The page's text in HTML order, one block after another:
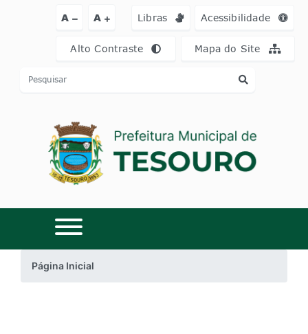
Ir para o conteúdo [alt+1] Ir para o menu [alt+2] Ir para a busca
A A Libras Acessibilidade
Alto Contraste Mapa do Site
Página Inicial